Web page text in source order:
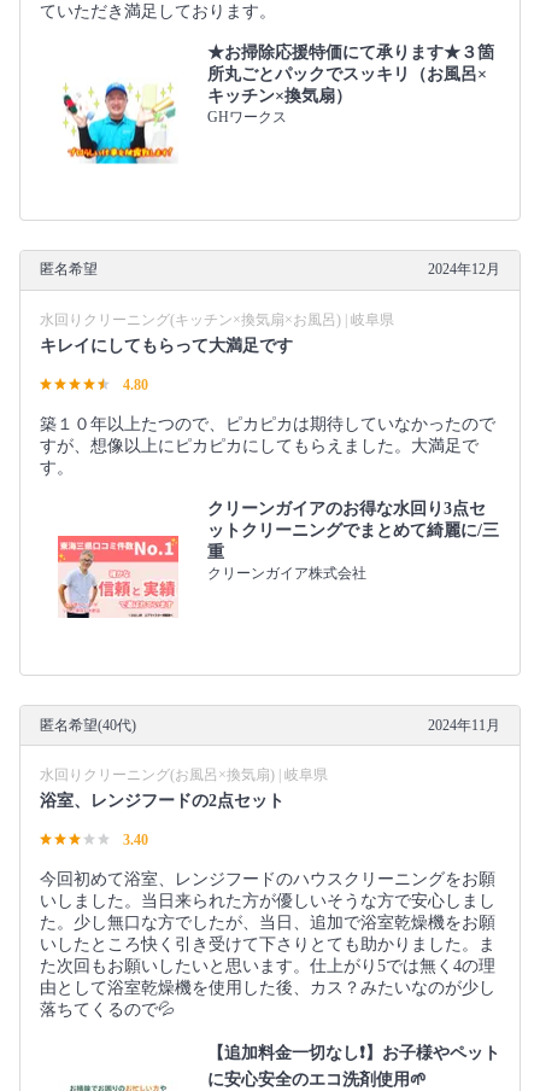
ていただき満足しております。
★お掃除応援特価にて承ります★３箇
所丸ごとパックでスッキリ（お風呂×
キッチン×換気扇）
GHワークス
匿名希望 2024年12月
水回りクリーニング(キッチン×換気扇×お風呂) | 岐阜県
キレイにしてもらって大満足です
4.80
築１０年以上たつので、ピカピカは期待していなかったので
すが、想像以上にピカピカにしてもらえました。大満足で
す。
クリーンガイアのお得な水回り3点セ
ットクリーニングでまとめて綺麗に/三
重
クリーンガイア株式会社
匿名希望(40代) 2024年11月
水回りクリーニング(お風呂×換気扇) | 岐阜県
浴室、レンジフードの2点セット
3.40
今回初めて浴室、レンジフードのハウスクリーニングをお願
いしました。当日来られた方が優しいそうな方で安心しまし
た。少し無口な方でしたが、当日、追加で浴室乾燥機をお願
いしたところ快く引き受けて下さりとても助かりました。ま
た次回もお願いしたいと思います。仕上がり5では無く4の理
由として浴室乾燥機を使用した後、カス？みたいなのが少し
落ちてくるので💦
【追加料金一切なし❗️】お子様やペット
に安心安全のエコ洗剤使用🌱